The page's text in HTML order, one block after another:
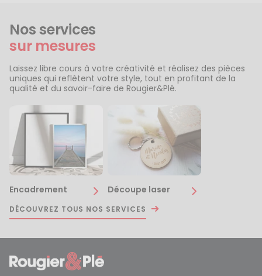
Nos services
sur mesures
Laissez libre cours à votre créativité et réalisez des pièces
uniques qui reflètent votre style, tout en profitant de la
qualité et du savoir-faire de Rougier&Plé.
Encadrement Découpe laser
DÉCOUVREZ TOUS NOS SERVICES